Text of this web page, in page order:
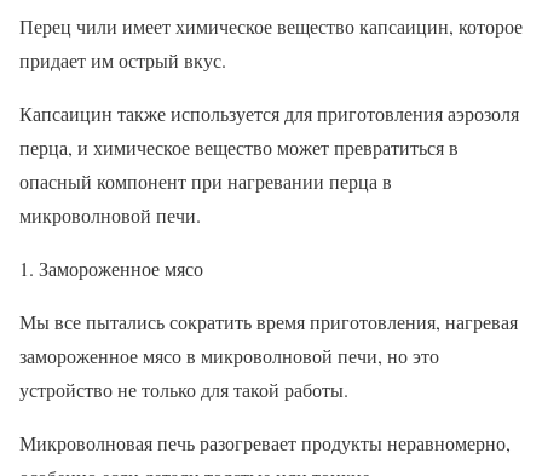
Перец чили имеет химическое вещество капсаицин, которое
придает им острый вкус.
Капсаицин также используется для приготовления аэрозоля
перца, и химическое вещество может превратиться в
опасный компонент при нагревании перца в
микроволновой печи.
Замороженное мясо
Мы все пытались сократить время приготовления, нагревая
замороженное мясо в микроволновой печи, но это
устройство не только для такой работы.
Микроволновая печь разогревает продукты неравномерно,